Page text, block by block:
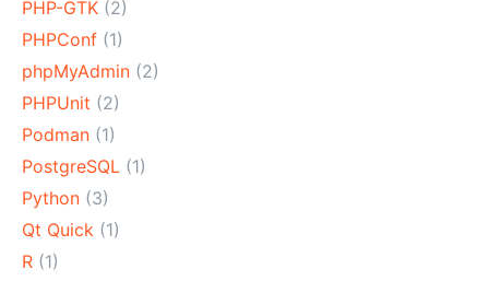
PHP-GTK (2)
PHPConf (1)
phpMyAdmin (2)
PHPUnit (2)
Podman (1)
PostgreSQL (1)
Python (3)
Qt Quick (1)
R (1)